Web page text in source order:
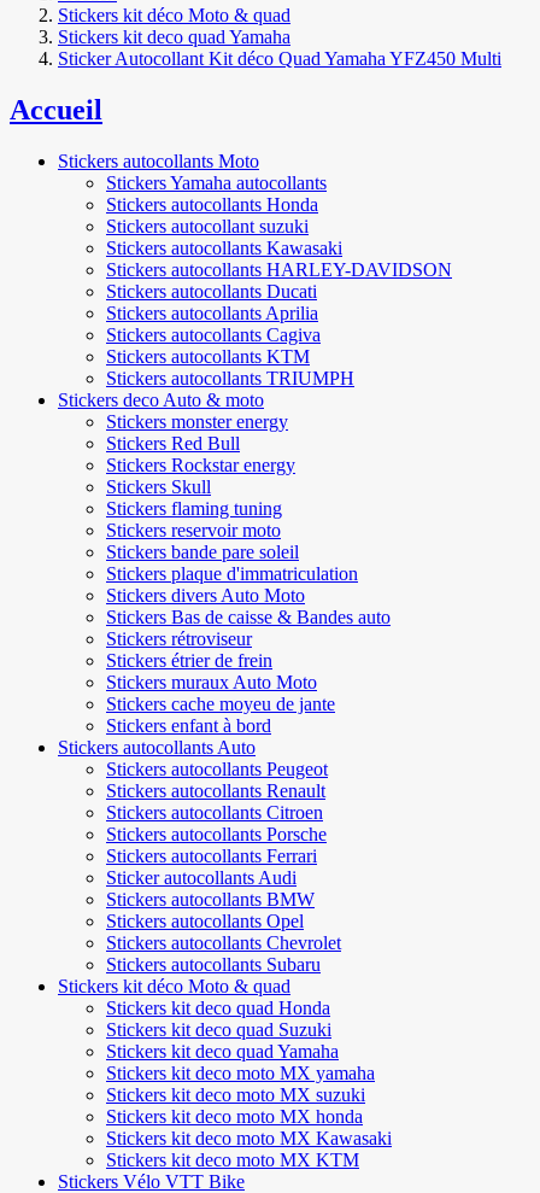
Stickers kit déco Moto & quad
Stickers kit deco quad Yamaha
Sticker Autocollant Kit déco Quad Yamaha YFZ450 Multi
Accueil
Stickers autocollants Moto
Stickers Yamaha autocollants
Stickers autocollants Honda
Stickers autocollant suzuki
Stickers autocollants Kawasaki
Stickers autocollants HARLEY-DAVIDSON
Stickers autocollants Ducati
Stickers autocollants Aprilia
Stickers autocollants Cagiva
Stickers autocollants KTM
Stickers autocollants TRIUMPH
Stickers deco Auto & moto
Stickers monster energy
Stickers Red Bull
Stickers Rockstar energy
Stickers Skull
Stickers flaming tuning
Stickers reservoir moto
Stickers bande pare soleil
Stickers plaque d'immatriculation
Stickers divers Auto Moto
Stickers Bas de caisse & Bandes auto
Stickers rétroviseur
Stickers étrier de frein
Stickers muraux Auto Moto
Stickers cache moyeu de jante
Stickers enfant à bord
Stickers autocollants Auto
Stickers autocollants Peugeot
Stickers autocollants Renault
Stickers autocollants Citroen
Stickers autocollants Porsche
Stickers autocollants Ferrari
Sticker autocollants Audi
Stickers autocollants BMW
Stickers autocollants Opel
Stickers autocollants Chevrolet
Stickers autocollants Subaru
Stickers kit déco Moto & quad
Stickers kit deco quad Honda
Stickers kit deco quad Suzuki
Stickers kit deco quad Yamaha
Stickers kit deco moto MX yamaha
Stickers kit deco moto MX suzuki
Stickers kit deco moto MX honda
Stickers kit deco moto MX Kawasaki
Stickers kit deco moto MX KTM
Stickers Vélo VTT Bike